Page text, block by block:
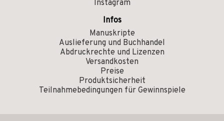
Instagram
Infos
Manuskripte
Auslieferung und Buchhandel
Abdruckrechte und Lizenzen
Versandkosten
Preise
Produktsicherheit
Teilnahmebedingungen für Gewinnspiele